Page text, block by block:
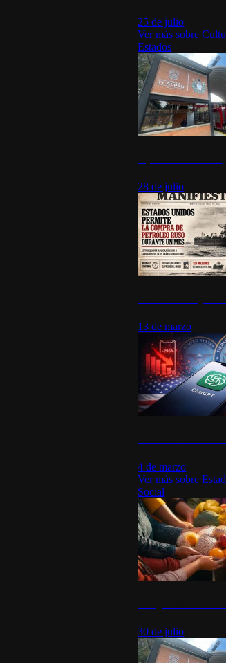
25 de julio
Ver más sobre
Estados
28 de julio
13 de marzo
4 de marzo
Ver más sobre
Social
30 de julio